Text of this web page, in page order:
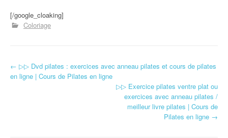
[/google_cloaking]
Coloriage
Navigation d'article
← ▷▷ Dvd pilates : exercices avec anneau pilates et cours de pilates
en ligne | Cours de Pilates en ligne
▷▷ Exercice pilates ventre plat ou
exercices avec anneau pilates /
meilleur livre pilates | Cours de
Pilates en ligne →